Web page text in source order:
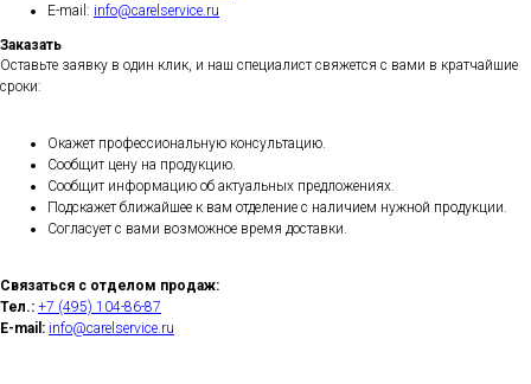
E-mail: info@carelservice.ru
Заказать
Оставьте заявку в один клик, и наш специалист свяжется с вами в кратчайшие
сроки:
Окажет профессиональную консультацию.
Сообщит цену на продукцию.
Сообщит информацию об актуальных предложениях.
Подскажет ближайшее к вам отделение с наличием нужной продукции.
Согласует с вами возможное время доставки.
Связаться с отделом продаж:
Тел.: +7 (495) 104-86-87
E-mail: info@carelservice.ru